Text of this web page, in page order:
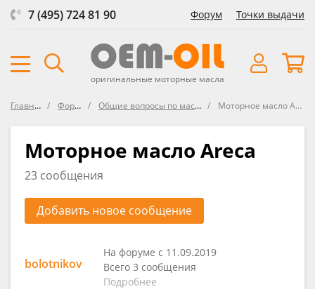
7 (495) 724 81 90 Форум Точки выдачи
оригинальные моторные масла
Главная Форум Общие вопросы по маслам Моторное масло Areca
Моторное масло Areca
23 сообщения
Добавить новое сообщение
bolotnikov
На форуме с 11.09.2019
Всего 3 сообщения
Подробнее